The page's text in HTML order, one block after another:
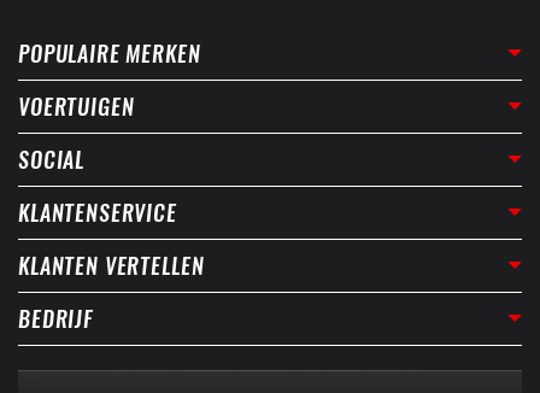
POPULAIRE MERKEN
VOERTUIGEN
SOCIAL
KLANTENSERVICE
KLANTEN VERTELLEN
BEDRIJF